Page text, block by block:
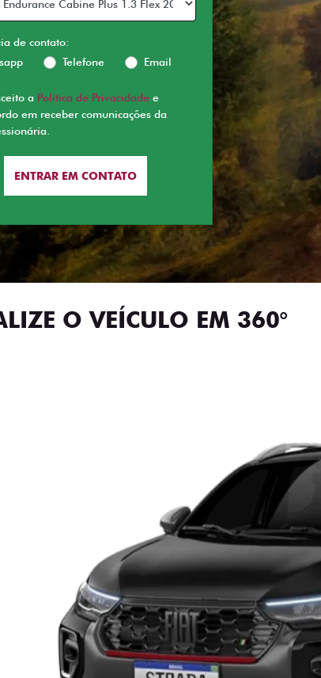
de contato:
Telefone Email
a Política de Privacidade e
em receber comunicações da
ENTRAR EM CONTATO
O VEÍCULO EM 360°